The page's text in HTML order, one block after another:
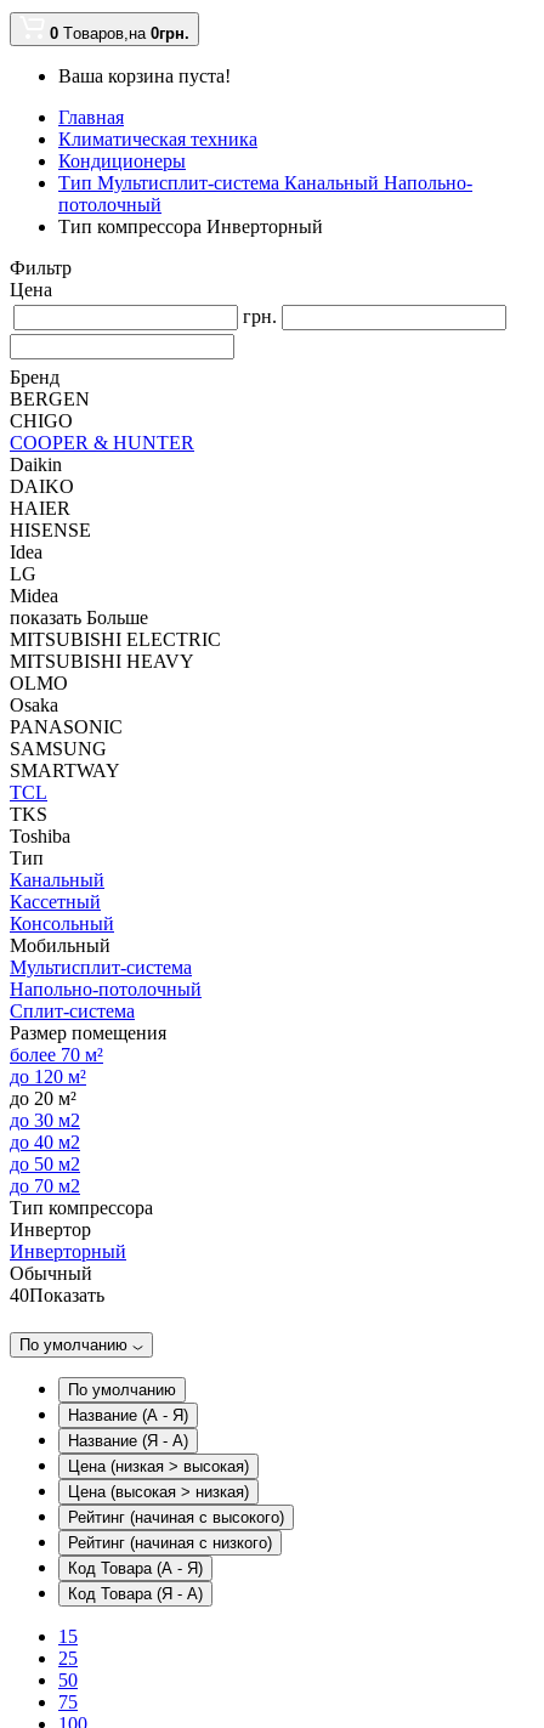
0 Tоваров,на 0грн.
Ваша корзина пуста!
Главная
Климатическая техника
Кондиционеры
Тип Мультисплит-система Канальный Напольно-
потолочный
Тип компрессора Инверторный
Фильтр
Цена
грн.
Бренд
BERGEN
CHIGO
COOPER & HUNTER
Daikin
DAIKO
HAIER
HISENSE
Idea
LG
Midea
показать Больше
MITSUBISHI ELECTRIC
MITSUBISHI HEAVY
OLMO
Osaka
PANASONIC
SAMSUNG
SMARTWAY
TCL
TKS
Toshiba
Тип
Канальный
Кассетный
Консольный
Мобильный
Мультисплит-система
Напольно-потолочный
Сплит-система
Размер помещения
более 70 м²
до 120 м²
до 20 м²
до 30 м2
до 40 м2
до 50 м2
до 70 м2
Тип компрессора
Инвертор
Инверторный
Обычный
40Показать
По умолчанию
По умолчанию
Название (А - Я)
Название (Я - А)
Цена (низкая > высокая)
Цена (высокая > низкая)
Рейтинг (начиная с высокого)
Рейтинг (начиная с низкого)
Код Товара (А - Я)
Код Товара (Я - А)
15
25
50
75